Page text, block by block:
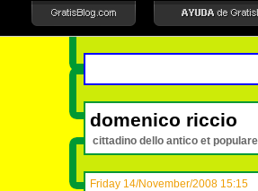
domenico riccio
cittadino dello antico et
Friday 14/November/2008 15:15